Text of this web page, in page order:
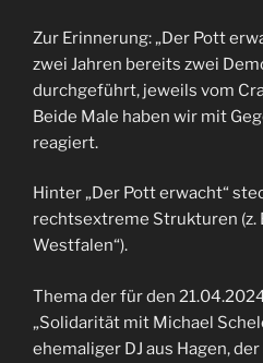
Zur Erinnerung: „Der Pott
zwei Jahren bereits zwei
durchgeführt, jeweils vom
Beide Male haben wir mit
reagiert.
Hinter „Der Pott erwacht“
rechtsextreme Strukturen (z.
Westfalen“).
Thema der für den
„Solidarität mit Michael
ehemaliger DJ aus Hagen,